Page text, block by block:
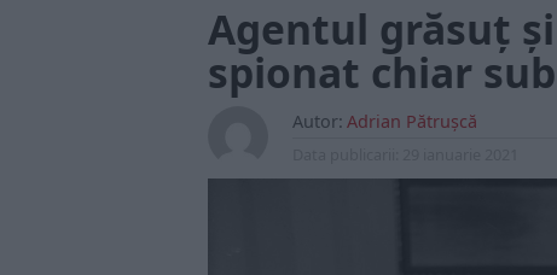
Agentul grăsuț
spionat chiar
Autor: Adrian Pătrușcă